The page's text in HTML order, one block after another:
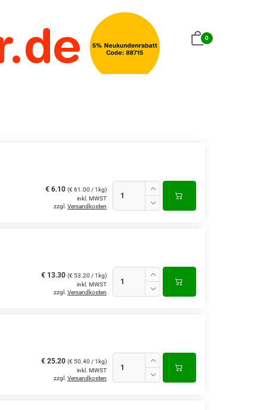
0
€ 6.10 (€ 61.00 / 1kg)
inkl. MWST
zzgl. Versandkosten
€ 13.30 (€ 53.20 / 1kg)
inkl. MWST
zzgl. Versandkosten
€ 25.20 (€ 50.40 / 1kg)
inkl. MWST
zzgl. Versandkosten